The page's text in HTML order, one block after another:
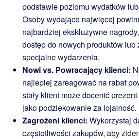
podstawie poziomu wydatków
Osoby wydające najwięcej
najbardziej ekskluzywne
dostęp do nowych produktów lub
specjalne wydarzenia.
Nowi vs. Powracający klienci:
najlepiej zareagować na rabat
stały klient może docenić
jako podziękowanie za lojalność.
Zagrożeni klienci: Wykorzystaj
częstotliwości zakupów, aby